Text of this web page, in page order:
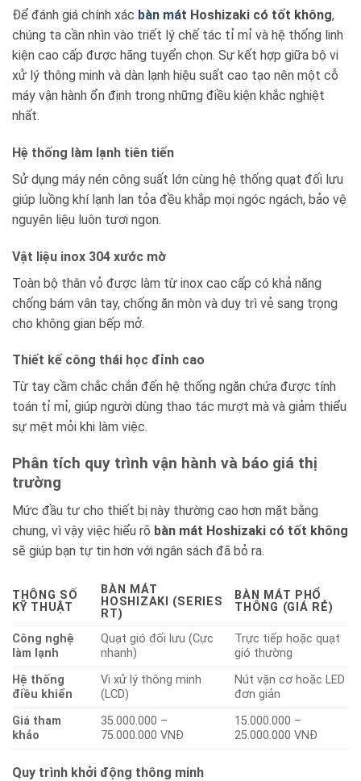
Để đánh giá chính xác bàn mát Hoshizaki có tốt không,
chúng ta cần nhìn vào triết lý chế tác tỉ mỉ và hệ thống linh
kiện cao cấp được hãng tuyển chọn. Sự kết hợp giữa bộ vi
xử lý thông minh và dàn lạnh hiệu suất cao tạo nên một cỗ
máy vận hành ổn định trong những điều kiện khắc nghiệt
nhất.
Hệ thống làm lạnh tiên tiến
Sử dụng máy nén công suất lớn cùng hệ thống quạt đối lưu
giúp luồng khí lạnh lan tỏa đều khắp mọi ngóc ngách, bảo vệ
nguyên liệu luôn tươi ngon.
Vật liệu inox 304 xước mờ
Toàn bộ thân vỏ được làm từ inox cao cấp có khả năng
chống bám vân tay, chống ăn mòn và duy trì vẻ sang trọng
cho không gian bếp mở.
Thiết kế công thái học đỉnh cao
Từ tay cầm chắc chắn đến hệ thống ngăn chứa được tính
toán tỉ mỉ, giúp người dùng thao tác mượt mà và giảm thiểu
sự mệt mỏi khi làm việc.
Phân tích quy trình vận hành và báo giá thị
trường
Mức đầu tư cho thiết bị này thường cao hơn mặt bằng
chung, vì vậy việc hiểu rõ bàn mát Hoshizaki có tốt không
sẽ giúp bạn tự tin hơn với ngân sách đã bỏ ra.
THÔNG SỐ
KỸ THUẬT
BÀN MÁT
HOSHIZAKI (SERIES
RT)
BÀN MÁT PHỔ
THÔNG (GIÁ RẺ)
Công nghệ
làm lạnh
Quạt gió đối lưu (Cực
nhanh)
Trực tiếp hoặc quạt
gió thường
Hệ thống
điều khiển
Vi xử lý thông minh
(LCD)
Nút vặn cơ hoặc LED
đơn giản
Giá tham
khảo
35.000.000 –
75.000.000 VNĐ
15.000.000 –
25.000.000 VNĐ
Quy trình khởi động thông minh